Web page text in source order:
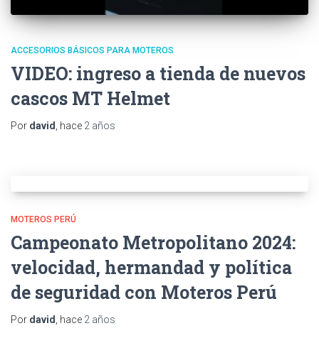
ACCESORIOS BÁSICOS PARA MOTEROS
VIDEO: ingreso a tienda de nuevos
cascos MT Helmet
Por david , hace 2 años
MOTEROS PERÚ
Campeonato Metropolitano 2024:
velocidad, hermandad y política
de seguridad con Moteros Perú
Por david , hace 2 años